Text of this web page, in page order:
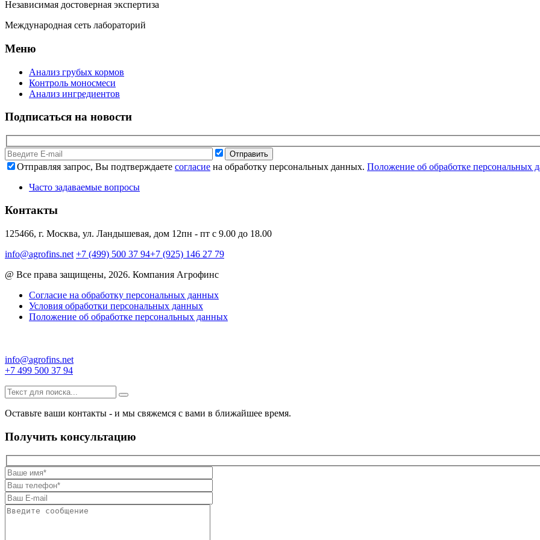
Независимая достоверная экспертиза
Международная сеть лабораторий
Меню
Анализ грубых кормов
Контроль моносмеси
Анализ ингредиентов
Подписаться на новости
Отправляя запрос, Вы подтверждаете согласие на обработку персональных данных. Положение об обработке персональных
Часто задаваемые вопросы
Контакты
125466, г. Москва, ул. Ландышевая, дом 12пн - пт с 9.00 до 18.00
info@agrofins.net +7 (499) 500 37 94+7 (925) 146 27 79
@ Все права защищены, 2026. Компания Агрофинс
Согласие на обработку персональных данных
Условия обработки персональных данных
Положение об обработке персональных данных
info@agrofins.net
+7 499 500 37 94
Оставьте ваши контакты - и мы свяжемся с вами в ближайшее время.
Получить консультацию